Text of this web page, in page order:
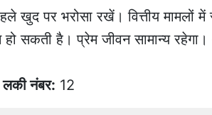
खुद पर भरोसा रखें। वित्तीय मामलों में
सकती है। प्रेम जीवन सामान्य रहेगा।
लकी नंबर: 12